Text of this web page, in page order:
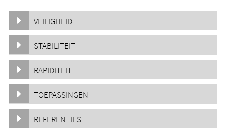
VEILIGHEID
STABILITEIT
RAPIDITEIT
TOEPASSINGEN
REFERENTIES